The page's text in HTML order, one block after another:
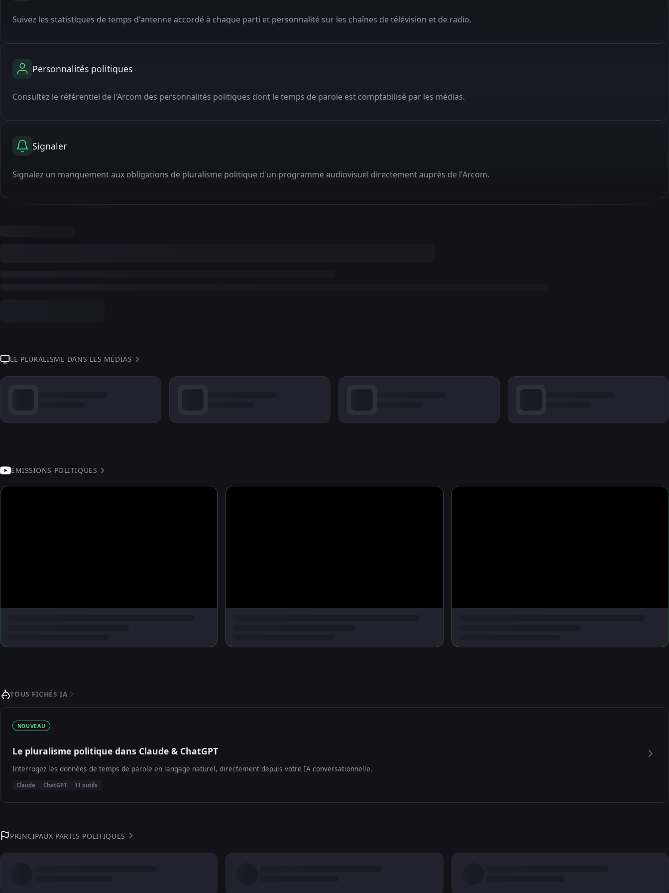
Suivez les statistiques de temps d'antenne accordé à chaque parti et personnalité sur les chaînes de télévision et de radio.
Personnalités politiques
Consultez le référentiel de l'Arcom des personnalités politiques dont le temps de parole est comptabilisé par les médias.
Signaler
Signalez un manquement aux obligations de pluralisme politique d'un programme audiovisuel directement auprès de l'Arcom.
LE PLURALISME DANS LES MÉDIAS
ÉMISSIONS POLITIQUES
TOUS FICHÉS IA
NOUVEAU
Le pluralisme politique dans Claude & ChatGPT
Interrogez les données de temps de parole en langage naturel, directement depuis votre IA conversationnelle.
Claude ChatGPT 11 outils
PRINCIPAUX PARTIS POLITIQUES